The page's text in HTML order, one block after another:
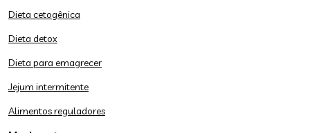
Dieta cetogênica
Dieta detox
Dieta para emagrecer
Jejum intermitente
Alimentos reguladores